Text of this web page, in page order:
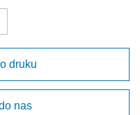
druku
nas